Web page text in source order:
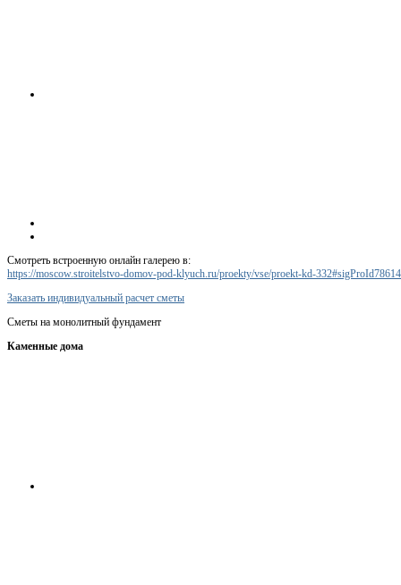
Смотреть встроенную онлайн галерею в:
https://moscow.stroitelstvo-domov-pod-klyuch.ru/proekty/vse/proekt-kd-
Заказать индивидуальный расчет сметы
Сметы на монолитный фундамент
Каменные дома